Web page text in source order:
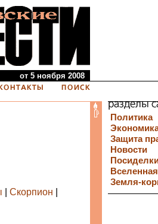
от 5 ноября 2008
Скорпион
Политика
Защита
Новости
Вселенная
Земля-